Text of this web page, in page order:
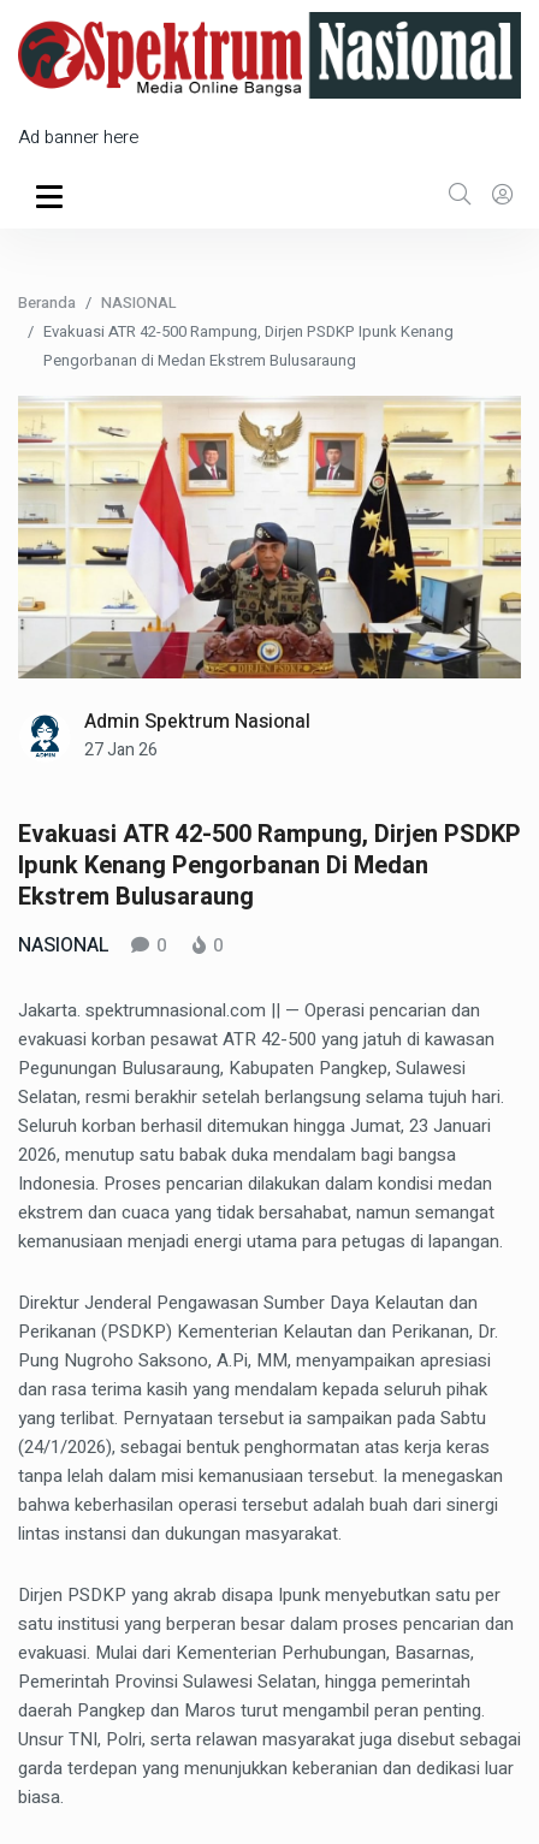
Ad banner here
Beranda
NASIONAL
Evakuasi ATR 42-500 Rampung, Dirjen PSDKP Ipunk Kenang
Pengorbanan di Medan Ekstrem Bulusaraung
Admin Spektrum Nasional
27 Jan 26
Evakuasi ATR 42-500 Rampung, Dirjen PSDKP
Ipunk Kenang Pengorbanan Di Medan
Ekstrem Bulusaraung
NASIONAL 0 0
Jakarta. spektrumnasional.com || — Operasi pencarian dan
evakuasi korban pesawat ATR 42-500 yang jatuh di kawasan
Pegunungan Bulusaraung, Kabupaten Pangkep, Sulawesi
Selatan, resmi berakhir setelah berlangsung selama tujuh hari.
Seluruh korban berhasil ditemukan hingga Jumat, 23 Januari
2026, menutup satu babak duka mendalam bagi bangsa
Indonesia. Proses pencarian dilakukan dalam kondisi medan
ekstrem dan cuaca yang tidak bersahabat, namun semangat
kemanusiaan menjadi energi utama para petugas di lapangan.
Direktur Jenderal Pengawasan Sumber Daya Kelautan dan
Perikanan (PSDKP) Kementerian Kelautan dan Perikanan, Dr.
Pung Nugroho Saksono, A.Pi, MM, menyampaikan apresiasi
dan rasa terima kasih yang mendalam kepada seluruh pihak
yang terlibat. Pernyataan tersebut ia sampaikan pada Sabtu
(24/1/2026), sebagai bentuk penghormatan atas kerja keras
tanpa lelah dalam misi kemanusiaan tersebut. Ia menegaskan
bahwa keberhasilan operasi tersebut adalah buah dari sinergi
lintas instansi dan dukungan masyarakat.
Dirjen PSDKP yang akrab disapa Ipunk menyebutkan satu per
satu institusi yang berperan besar dalam proses pencarian dan
evakuasi. Mulai dari Kementerian Perhubungan, Basarnas,
Pemerintah Provinsi Sulawesi Selatan, hingga pemerintah
daerah Pangkep dan Maros turut mengambil peran penting.
Unsur TNI, Polri, serta relawan masyarakat juga disebut sebagai
garda terdepan yang menunjukkan keberanian dan dedikasi luar
biasa.